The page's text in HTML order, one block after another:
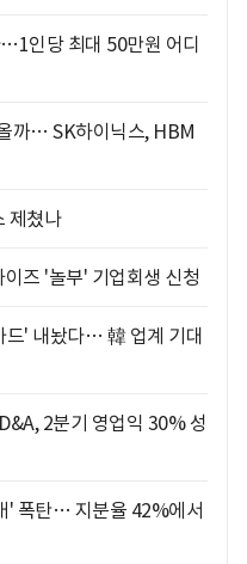
인당 최대 50만원 어디
까… SK하이닉스, HBM
제쳤나
즈 '놀부' 기업회생 신청
드' 내놨다… 韓 업계 기대
2분기 영업익 30% 성
' 폭탄… 지분율 42%에서